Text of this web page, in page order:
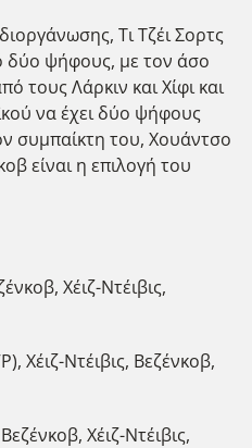
Τι Τζέι Σορτς
δύο ψήφους, με τον άσο
τους Λάρκιν και Χίφι και
να έχει δύο ψήφους
συμπαίκτη του, Χουάντσο
είναι η επιλογή του
Χέιζ-Ντέιβις,
Χέιζ-Ντέιβις, Βεζένκοβ,
Χέιζ-Ντέιβις,